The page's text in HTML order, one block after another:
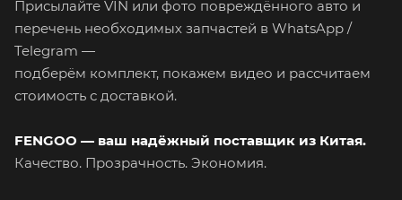
Присылайте VIN или фото повреждённого авто и
перечень необходимых запчастей в WhatsApp /
Telegram —
подберём комплект, покажем видео и рассчитаем
стоимость с доставкой.
FENGOO — ваш надёжный поставщик из Китая.
Качество. Прозрачность. Экономия.